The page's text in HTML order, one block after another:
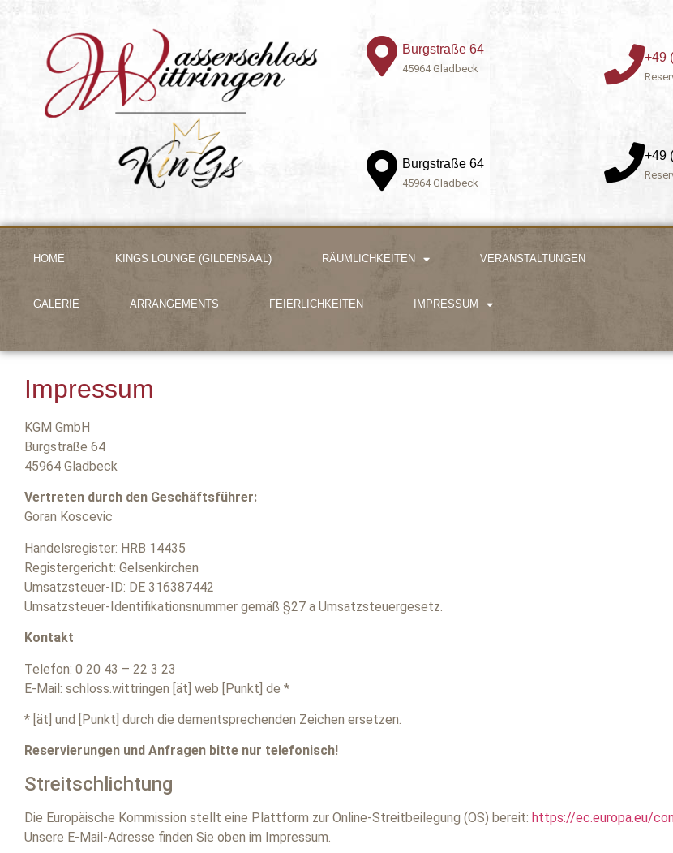
Burgstraße 64
45964 Gladbeck
Burgstraße 64
45964 Gladbeck
+49
+49
HOME KINGS LOUNGE (GILDENSAAL) RÄUMLICHKEITEN VERANSTALTUNGEN
GALERIE ARRANGEMENTS FEIERLICHKEITEN IMPRESSUM
Impressum
KGM GmbH
Burgstraße 64
45964 Gladbeck
Vertreten durch den Geschäftsführer:
Goran Koscevic
Handelsregister: HRB 14435
Registergericht: Gelsenkirchen
Umsatzsteuer-ID: DE 316387442
Umsatzsteuer-Identifikationsnummer gemäß §27 a Umsatzsteuergesetz.
Kontakt
Telefon: 0 20 43 – 22 3 23
E-Mail: schloss.wittringen [ät] web [Punkt] de *
* [ät] und [Punkt] durch die dementsprechenden Zeichen ersetzen.
Reservierungen und Anfragen bitte nur telefonisch!
Streitschlichtung
Die Europäische Kommission stellt eine Plattform zur Online-Streitbeilegung (OS) bereit: https://ec.europa.eu/
Unsere E-Mail-Adresse finden Sie oben im Impressum.